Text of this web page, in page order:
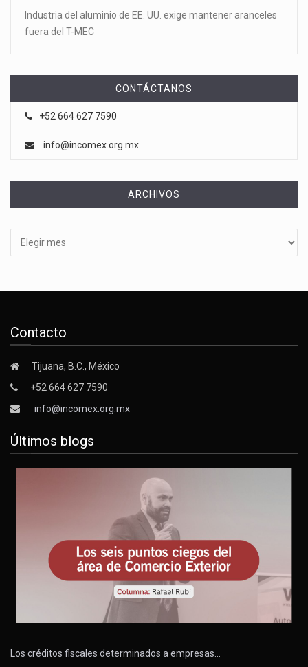
Industria del aluminio de EE. UU. exige mantener aranceles
fuera del T-MEC
CONTÁCTANOS
+52 664 627 7590
info@incomex.org.mx
ARCHIVOS
Contacto
Tijuana, B.C., México
+52 664 627 7590
info@incomex.org.mx
Últimos blogs
Los créditos fiscales determinados a empresas…